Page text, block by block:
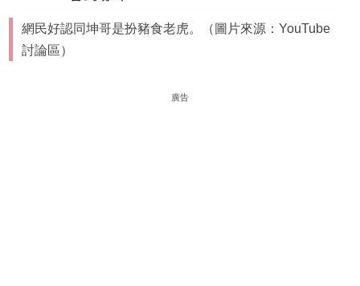
網民好認同坤哥是扮豬食老虎。（圖片來源：YouTube
討論區）
廣告